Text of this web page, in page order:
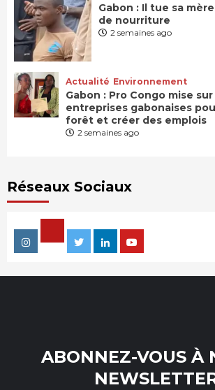
Gabon : Il tue sa
de nourriture
2 semaines ago
Actualité Environnement
Gabon : Pro Congo mise
entreprises gabonaises
forêt et créer des emplois
2 semaines ago
Réseaux Sociaux
Instagram
Facebook
TwitterLinkedin
ABONNEZ-VOUS À